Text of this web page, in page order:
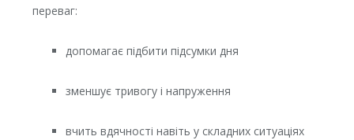
переваг:
допомагає підбити підсумки дня
зменшує тривогу і напруження
вчить вдячності навіть у складних ситуаціях